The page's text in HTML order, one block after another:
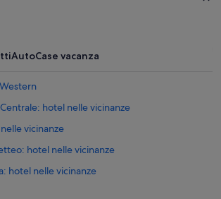
AutoCase vacanza
hotel nelle vicinanze
vicinanze
hotel nelle vicinanze
hotel nelle vicinanze